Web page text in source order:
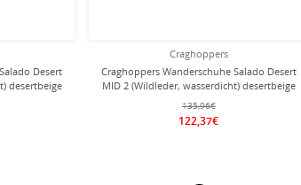
Desert
desertbeige
Craghoppers
Craghoppers Wanderschuhe Salado Desert
MID 2 (Wildleder, wasserdicht) desertbeige
135,96€
122,37€